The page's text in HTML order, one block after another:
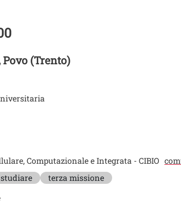
(Trento)
Computazionale e Integrata - CIBIO
studiare
terza missione